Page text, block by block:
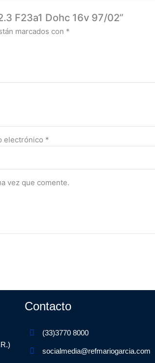
F23a1 Dohc 16v 97/02”
marcados con *
electrónico *
vez que comente.
Contacto
(33)3770 8000
socialmedia@refmariogarcia.com